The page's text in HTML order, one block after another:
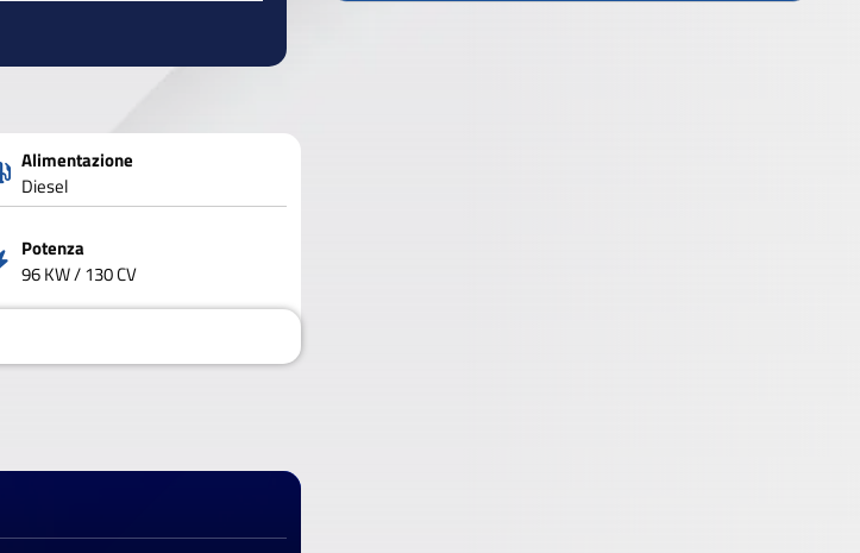
Alimentazione
Diesel
Potenza
96 KW / 130 CV